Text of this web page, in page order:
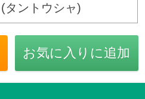
タントウシャ)
お気に入りに追加